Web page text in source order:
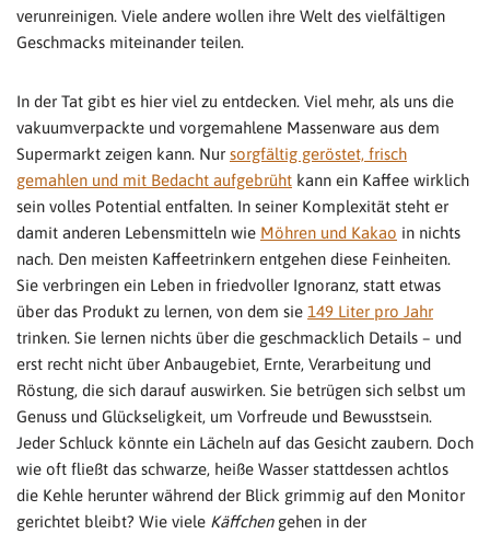
verunreinigen. Viele andere wollen ihre Welt des vielfältigen
Geschmacks miteinander teilen.
In der Tat gibt es hier viel zu entdecken. Viel mehr, als uns die
vakuumverpackte und vorgemahlene Massenware aus dem
Supermarkt zeigen kann. Nur sorgfältig geröstet, frisch
gemahlen und mit Bedacht aufgebrüht kann ein Kaffee wirklich
sein volles Potential entfalten. In seiner Komplexität steht er
damit anderen Lebensmitteln wie Möhren und Kakao in nichts
nach. Den meisten Kaffeetrinkern entgehen diese Feinheiten.
Sie verbringen ein Leben in friedvoller Ignoranz, statt etwas
über das Produkt zu lernen, von dem sie 149 Liter pro Jahr
trinken. Sie lernen nichts über die geschmacklich Details – und
erst recht nicht über Anbaugebiet, Ernte, Verarbeitung und
Röstung, die sich darauf auswirken. Sie betrügen sich selbst um
Genuss und Glückseligkeit, um Vorfreude und Bewusstsein.
Jeder Schluck könnte ein Lächeln auf das Gesicht zaubern. Doch
wie oft fließt das schwarze, heiße Wasser stattdessen achtlos
die Kehle herunter während der Blick grimmig auf den Monitor
gerichtet bleibt? Wie viele Käffchengehen in der